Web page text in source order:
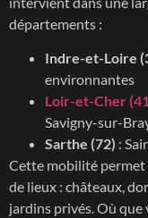
départements :
Indre-et-Loire
environnantes
Loir-et-Cher
Savigny-sur-
Sarthe (72) :
Cette mobilité permet
de lieux : châteaux,
jardins privés. Où que